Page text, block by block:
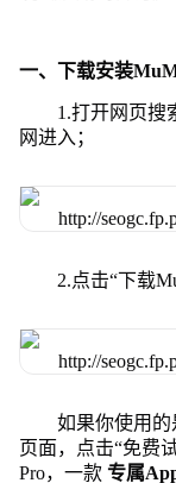
一、下载安装
1.打开网页搜
网进入；
2.点击“下载
如果你使用的
页面，点击“免费
Pro，一款 专属